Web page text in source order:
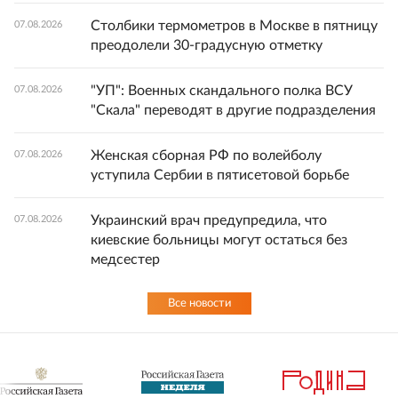
07.08.2026
Столбики термометров в Москве в пятницу
преодолели 30-градусную отметку
07.08.2026
"УП": Военных скандального полка ВСУ
"Скала" переводят в другие подразделения
07.08.2026
Женская сборная РФ по волейболу
уступила Сербии в пятисетовой борьбе
07.08.2026
Украинский врач предупредила, что
киевские больницы могут остаться без
медсестер
Все новости